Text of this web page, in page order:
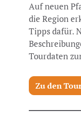
Auf neuen
die Region
Tipps dafür.
Tourdaten
Zu den